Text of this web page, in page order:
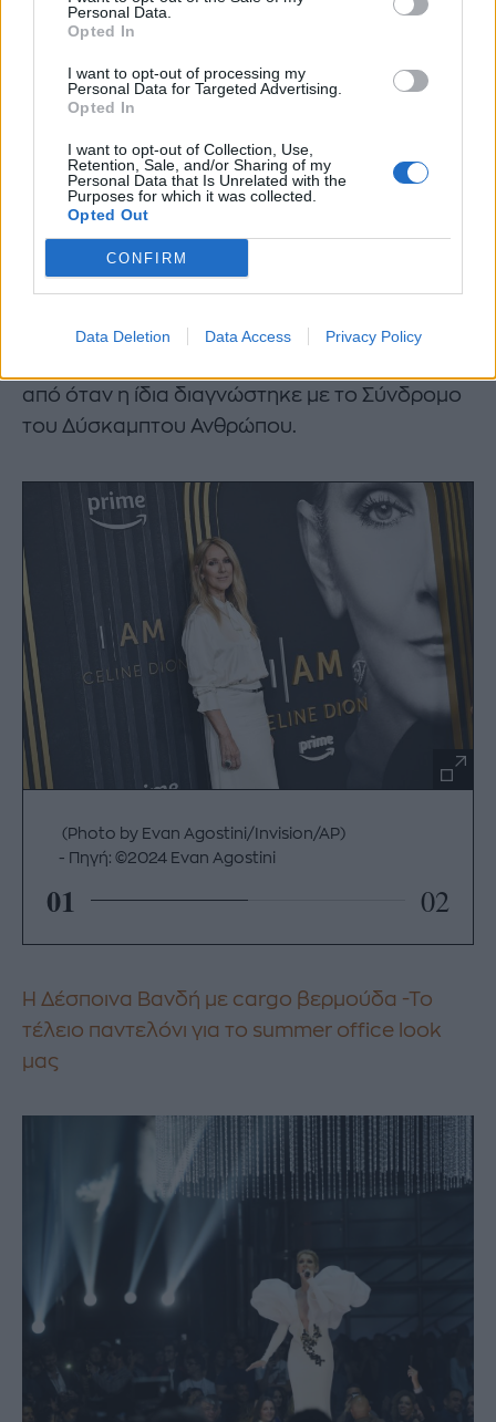
Personal Data.
Opted In
I want to opt-out of processing my
Personal Data for Targeted Advertising.
Opted In
I want to opt-out of Collection, Use,
Retention, Sale, and/or Sharing of my
Personal Data that Is Unrelated with the
Purposes for which it was collected.
Opted Out
CONFIRM
Data Deletion Data Access Privacy Policy
(Photo by Evan Agostini/Invision/AP)
©2024 Evan Agostini
Η ίδια σε ένα πολύ συγκινητικό λόγο
φίλους της και τα παιδιά της που βρίσκονται
από όταν η ίδια διαγνώστηκε με το Σύνδρομο
του Δύσκαμπτου Ανθρώπου.
(Photo by Evan Agostini/Invision/AP)
Πηγή: ©2024 Evan Agostini
01 02
Η Δέσποινα Βανδή με cargo βερμούδα -Το
τέλειο παντελόνι για το summer office look
μας